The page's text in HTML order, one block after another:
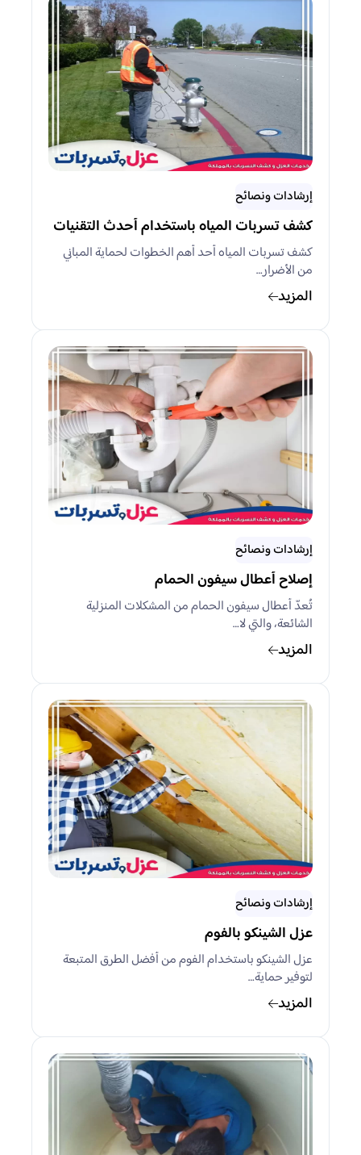
إرشادات ونصائح
كشف تسربات المياه باستخدام أحدث التقنيات
كشف تسربات المياه أحد أهم الخطوات لحماية المباني
من الأضرار…
المزيد
إرشادات ونصائح
إصلاح أعطال سيفون الحمام
تُعدّ أعطال سيفون الحمام من المشكلات المنزلية
الشائعة، والتي لا…
المزيد
إرشادات ونصائح
عزل الشينكو بالفوم
عزل الشينكو باستخدام الفوم من أفضل الطرق المتبعة
لتوفير حماية…
المزيد